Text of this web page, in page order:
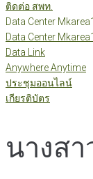
ติดต่อ สพท.
Data Center Mkarea1
Data Center Mkarea1
Data Link
Anywhere Anytime
ประชุมออนไลน์
เกียรติบัตร
นางสา